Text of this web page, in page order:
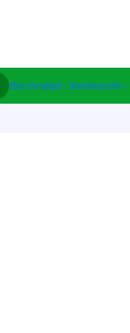
Electricidad Iluminación